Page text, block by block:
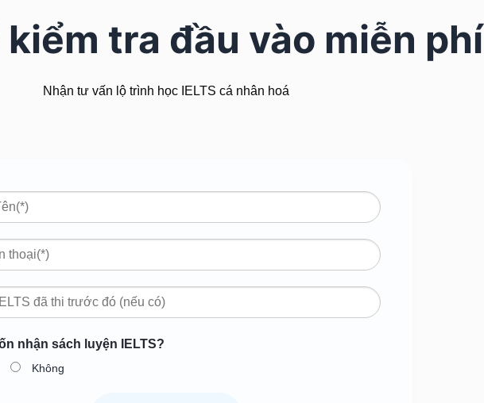
tra đầu vào miễn phí
Nhận tư vấn lộ trình học IELTS cá nhân hoá
nhận sách luyện IELTS?
Không